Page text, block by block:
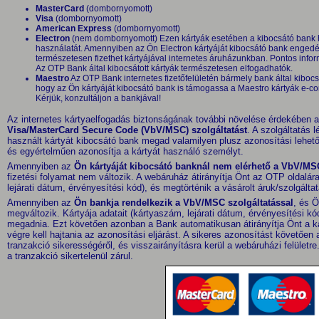
MasterCard (dombornyomott)
Visa (dombornyomott)
American Express (dombornyomott)
Electron (nem dombornyomott) Ezen kártyák esetében a kibocsátó
használatát. Amennyiben az Ön Electron kártyáját kibocsátó bank
természetesen fizethet kártyájával internetes áruházunkban. Pontos
Az OTP Bank által kibocsátott kártyák természetesen elfogadhatók.
MaestroAz OTP Bank internetes fizetőfelületén bármely bank által
hogy az Ön kártyáját kibocsátó bank is támogassa a Maestro kártyák e-
Kérjük, konzultáljon a bankjával!
Az internetes kártyaelfogadás biztonságának további növelése érdekében
Visa/MasterCard Secure Code (VbV/MSC) szolgáltatást. A szolgáltatás
használt kártyát kibocsátó bank megad valamilyen plusz azonosítási
és egyértelműen azonosítja a kártyát használó személyt.
Amennyiben az Ön kártyáját kibocsátó banknál nem elérhető a VbV/
fizetési folyamat nem változik. A webáruház átirányítja Önt az OTP
lejárati dátum, érvényesítési kód), és megtörténik a vásárolt áruk/
Amennyiben az Ön bankja rendelkezik a VbV/MSC szolgáltatással , és
megváltozik. Kártyája adatait (kártyaszám, lejárati dátum, érvényesítési
megadnia. Ezt követően azonban a Bank automatikusan átirányítja Önt a
végre kell hajtania az azonosítási eljárást. A sikeres azonosítást
tranzakció sikerességéről, és visszairányításra kerül a webáruházi
a tranzakció sikertelenül zárul.